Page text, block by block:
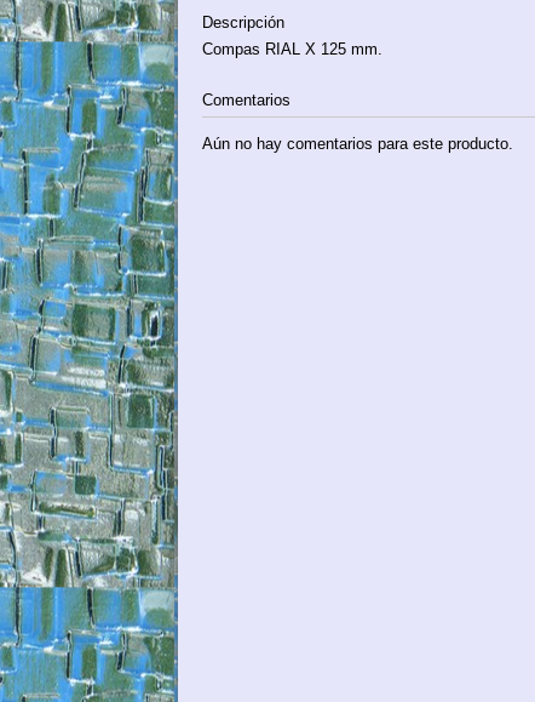
Descripción
Compas RIAL X 125 mm.
Comentarios
Aún no hay comentarios para este producto.